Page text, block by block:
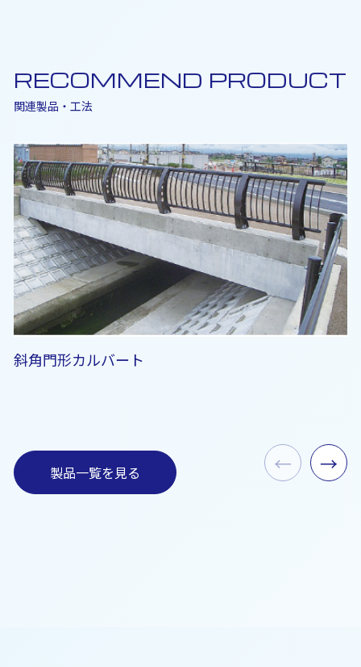
RECOMMEND PRODUCT
関連製品・工法
斜角門形カルバート
← →
製品一覧を見る